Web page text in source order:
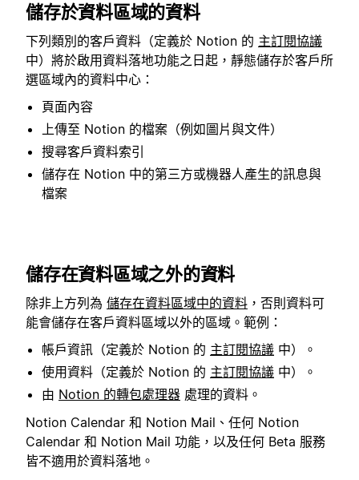
儲存於資料區域的資料
下列類別的客戶資料（定義於 Notion 的 主訂閱協議
中）將於啟用資料落地功能之日起，靜態儲存於客戶所
選區域內的資料中心：
頁面內容
上傳至 Notion 的檔案（例如圖片與文件）
搜尋客戶資料索引
儲存在 Notion 中的第三方或機器人產生的訊息與
檔案
儲存在資料區域之外的資料
除非上方列為 儲存在資料區域中的資料 ，否則資料可
能會儲存在客戶資料區域以外的區域。範例：
帳戶資訊（定義於 Notion 的 主訂閱協議 中）。
使用資料（定義於 Notion 的 主訂閱協議 中）。
由 Notion 的轉包處理器 處理的資料。
Notion Calendar 和 Notion Mail、任何 Notion
Calendar 和 Notion Mail 功能，以及任何 Beta 服務
皆不適用於資料落地。